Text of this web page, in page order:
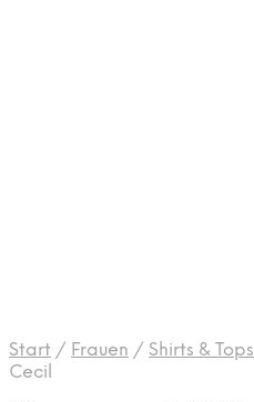
Start / Frauen / Shirts & Tops
Cecil